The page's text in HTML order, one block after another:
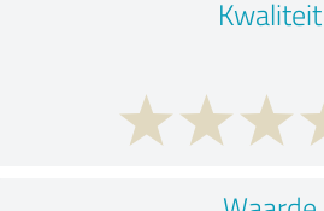
Kwaliteit